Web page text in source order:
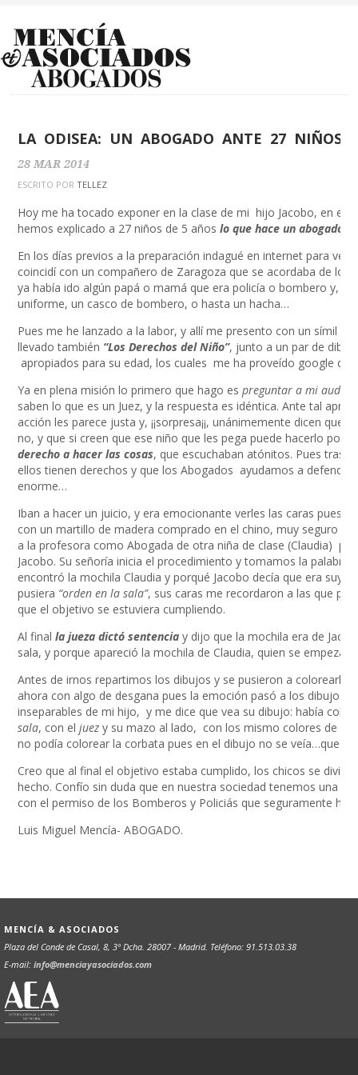
LA ODISEA: UN ABOGADO ANTE 27 NIÑOS
28 MAR 2014
ESCRITO POR TELLEZ
Hoy me ha tocado exponer en la clase de mi hijo Jacobo, en el
hemos explicado a 27 niños de 5 añoslo que hace un abogado
En los días previos a la preparación indagué en internet para
coincidí con un compañero de Zaragoza que se acordaba de
ya había ido algún papá o mamá que era policía o bombero y,
uniforme, un casco de bombero, o hasta un hacha…
Pues me he lanzado a la labor, y allí me presento con un símil
llevado también “Los Derechos del Niño”, junto a un par de
apropiados para su edad, los cuales me ha proveído google de
Ya en plena misión lo primero que hago espreguntar a mi
saben lo que es un Juez, y la respuesta es idéntica. Ante tal
acción les parece justa y, ¡¡sorpresa¡¡, unánimemente dicen
no, y que si creen que ese niño que les pega puede hacerlo
derecho a hacer las cosas, que escuchaban atónitos. Pues tras
ellos tienen derechos y que los Abogados ayudamos a
enorme…
Iban a hacer un juicio, y era emocionante verles las caras pues
con un martillo de madera comprado en el chino, muy seguro
a la profesora como Abogada de otra niña de clase (Claudia)
Jacobo. Su señoría inicia el procedimiento y tomamos la
encontró la mochila Claudia y porqué Jacobo decía que era
pusiera “orden en la sala”, sus caras me recordaron a las que
que el objetivo se estuviera cumpliendo.
Al finalla jueza dictó sentencia y dijo que la mochila era de
sala, y porque apareció la mochila de Claudia, quien se
Antes de irnos repartimos los dibujos y se pusieron a
ahora con algo de desgana pues la emoción pasó a los dibujos
inseparables de mi hijo, y me dice que vea su dibujo: había
sala, con eljuez y su mazo al lado, con los mismo colores de la
no podía colorear la corbata pues en el dibujo no se veía…que
Creo que al final el objetivo estaba cumplido, los chicos se
hecho. Confío sin duda que en nuestra sociedad tenemos una
con el permiso de los Bomberos y Policiás que seguramente
Luis Miguel Mencía- ABOGADO.
MENCÍA & ASOCIADOS
Plaza del Conde de Casal, 8, 3º Dcha. 28007 - Madrid. Teléfono: 91.513.03.38
E-mail: info@menciayasociados.com